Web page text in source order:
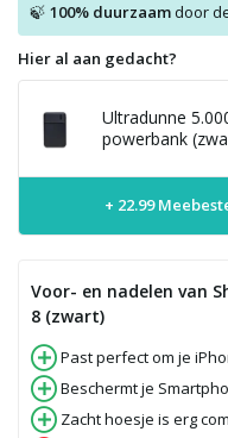
🍃 100% duurzaamdoor
Hier al aan gedacht?
Ultradunne
powerbank
+ 22.99
Voor- en nadelen van
8 (zwart)
Past perfect om je
Beschermt je
Zacht hoesje is erg